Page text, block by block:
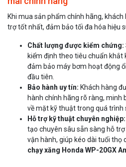
Khi mua sản phẩm chính hãng,
trợ tốt nhất, đảm bảo tối đa hóa hiệu
Chất lượng được kiểm chứng:
kiểm định theo tiêu chuẩn khắt
đảm bảo máy bơm hoạt động
đầu tiên.
Bảo hành uy tín: Khách hàng
hành chính hãng rõ ràng, minh
về mặt kỹ thuật trong quá trình
Hỗ trợ kỹ thuật chuyên nghiệp:
tạo chuyên sâu sẵn sàng hỗ
vận hành, giúp kéo dài tuổi thọ
chạy xăng Honda WP-20GX